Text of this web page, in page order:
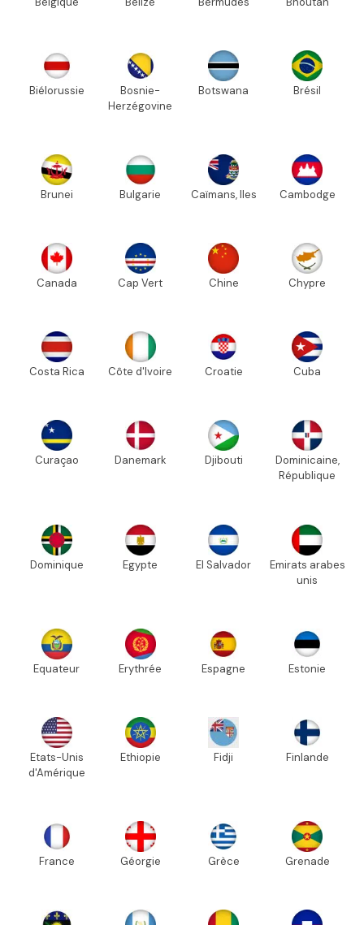
Biélorussie
Bosnie-
Herzégovine
Botswana Brésil
Brunei Bulgarie Caïmans, Iles Cambodge
Canada Cap Vert Chine Chypre
Costa Rica Côte d'Ivoire Croatie Cuba
Curaçao Danemark Djibouti
Dominicaine,
République
Dominique Egypte El Salvador
Emirats arabes
unis
Equateur Erythrée Espagne Estonie
Etats-Unis
d'Amérique
Ethiopie Fidji Finlande
France Géorgie Grèce Grenade